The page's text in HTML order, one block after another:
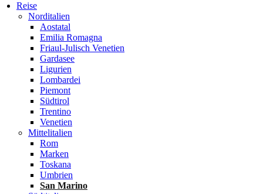
Reise
Norditalien
Aostatal
Emilia Romagna
Friaul-Julisch Venetien
Gardasee
Ligurien
Lombardei
Piemont
Südtirol
Trentino
Venetien
Mittelitalien
Rom
Marken
Toskana
Umbrien
San Marino